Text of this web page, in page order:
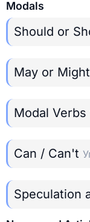
Modals
Should or
May or
Modal Verbs
Can / Can't
Speculation